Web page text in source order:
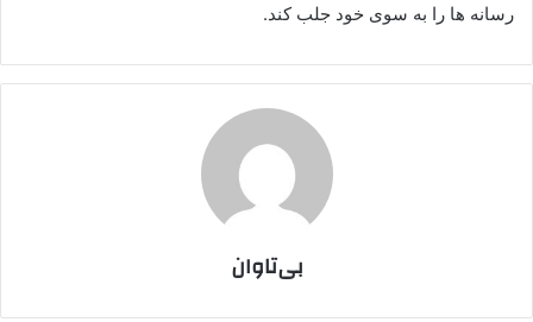
رسانه ها را به سوی خود جلب کند.
بی‌تاوان